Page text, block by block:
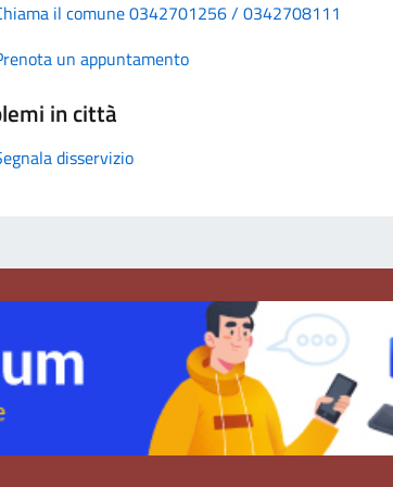
il comune 0342701256 / 0342708111
un appuntamento
in città
disservizio